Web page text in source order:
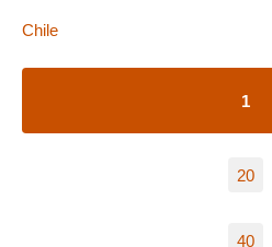
Chile
1
20
40